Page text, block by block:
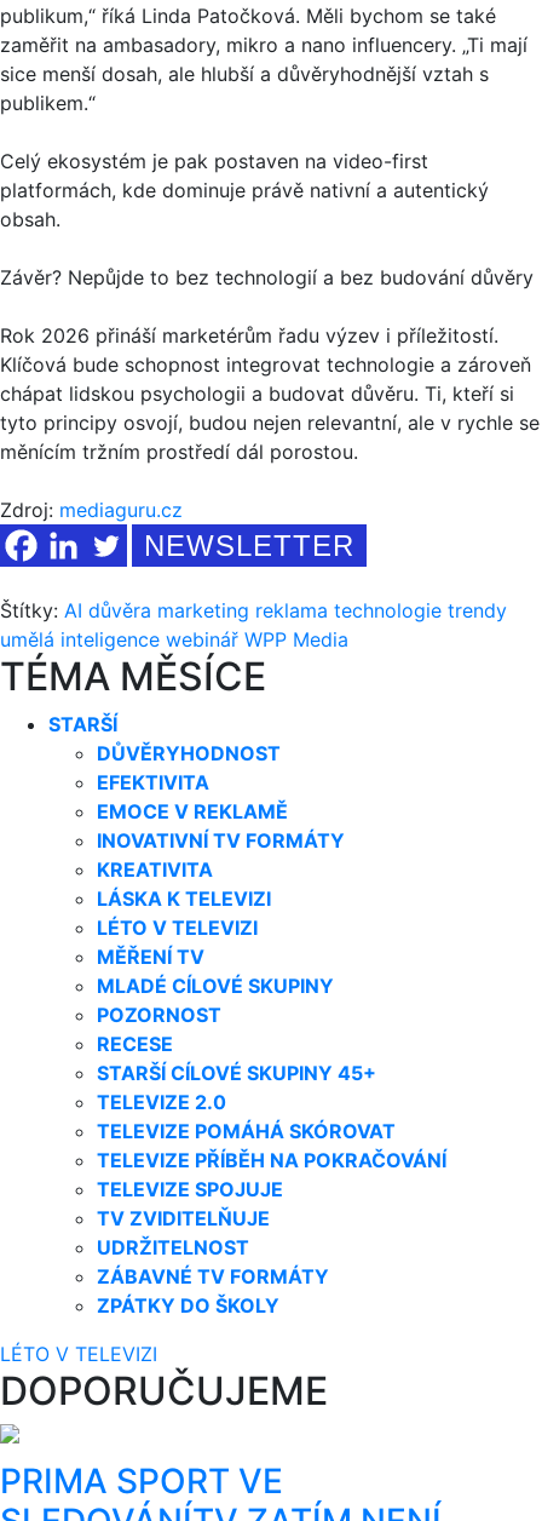
publikum,“ říká Linda Patočková. Měli bychom se také
zaměřit na ambasadory, mikro a nano influencery. „Ti mají
sice menší dosah, ale hlubší a důvěryhodnější vztah s
publikem.“
Celý ekosystém je pak postaven na video-first
platformách, kde dominuje právě nativní a autentický
obsah.
Závěr? Nepůjde to bez technologií a bez budování důvěry
Rok 2026 přináší marketérům řadu výzev i příležitostí.
Klíčová bude schopnost integrovat technologie a zároveň
chápat lidskou psychologii a budovat důvěru. Ti, kteří si
tyto principy osvojí, budou nejen relevantní, ale v rychle se
měnícím tržním prostředí dál porostou.
Zdroj: mediaguru.cz
NEWSLETTER
Štítky: AI důvěra marketing reklama technologie trendy
umělá inteligence webinář WPP Media
TÉMA MĚSÍCE
STARŠÍ
DŮVĚRYHODNOST
EFEKTIVITA
EMOCE V REKLAMĚ
INOVATIVNÍ TV FORMÁTY
KREATIVITA
LÁSKA K TELEVIZI
LÉTO V TELEVIZI
MĚŘENÍ TV
MLADÉ CÍLOVÉ SKUPINY
POZORNOST
RECESE
STARŠÍ CÍLOVÉ SKUPINY 45+
TELEVIZE 2.0
TELEVIZE POMÁHÁ SKÓROVAT
TELEVIZE PŘÍBĚH NA POKRAČOVÁNÍ
TELEVIZE SPOJUJE
TV ZVIDITELŇUJE
UDRŽITELNOST
ZÁBAVNÉ TV FORMÁTY
ZPÁTKY DO ŠKOLY
LÉTO V TELEVIZI
DOPORUČUJEME
PRIMA SPORT VE